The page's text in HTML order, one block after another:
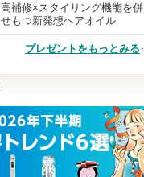
現
品
高補修×スタイリング機能を併
せもつ新発想ヘアオイル
プレゼントをもっとみる